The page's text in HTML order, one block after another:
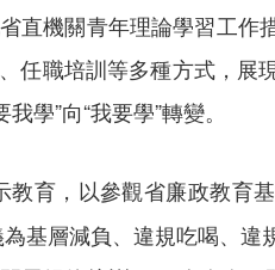
直機關青年理論學習工作
任職培訓等多種方式，展
學”向“我要學”轉變。
育，以參觀省廉政教育
基層減負、違規吃喝、